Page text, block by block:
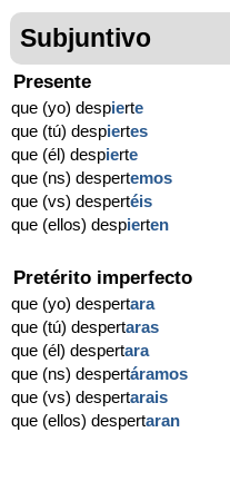
Subjuntivo
Presente
que (yo) despierte
que (tú) despiertes
que (él) despierte
que (ns) despertemos
que (vs) despertéis
que (ellos) despierten
Pretérito imperfecto
que (yo) despertara
que (tú) despertaras
que (él) despertara
que (ns) despertáramos
que (vs) despertarais
que (ellos) despertaran